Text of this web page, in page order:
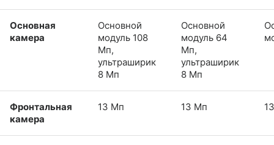
Основная
камера
Основной
модуль 108
Мп,
ультраширик
8 Мп
Основной
модуль 64
Мп,
ультраширик
8 Мп
Фронтальная
камера
13 Мп 13 Мп